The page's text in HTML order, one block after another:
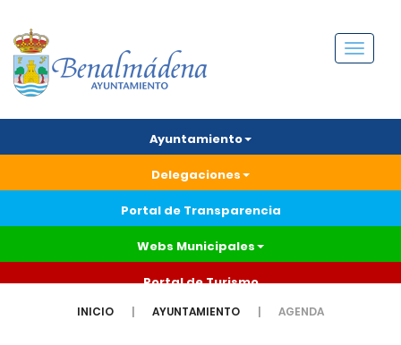
Menú
Ayuntamiento
Delegaciones
Portal de Transparencia
Webs Municipales
Portal de Turismo
INICIO AYUNTAMIENTO AGENDA